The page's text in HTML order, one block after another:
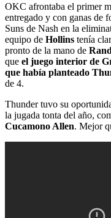
OKC afrontaba el primer
entregado y con ganas de
Suns de Nash en la
equipo de Hollins tenía
pronto de la mano de
que el juego interior de
que había planteado
de 4.
Thunder tuvo su
la jugada tonta del año,
Cucamono Allen. Mejor